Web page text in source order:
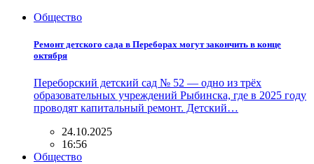
Общество
Ремонт детского сада в Переборах могут закончить в конце
октября
Переборский детский сад № 52 — одно из трёх
образовательных учреждений Рыбинска, где в 2025 году
проводят капитальный ремонт. Детский…
24.10.2025
16:56
Общество